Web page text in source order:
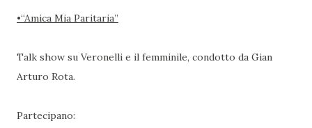
•“Amica Mia Paritaria”
Talk show su Veronelli e il femminile, condotto da Gian
Arturo Rota.
Partecipano: